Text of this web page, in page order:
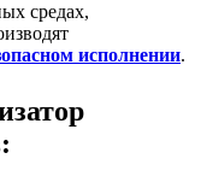
средах,
исполнении.